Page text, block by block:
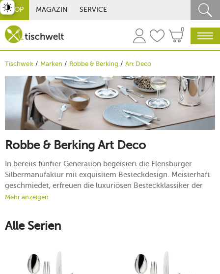
SHOP MAGAZIN SERVICE
0
Tischwelt Marken Robbe & Berking Art Deco
Robbe & Berking Art Deco
In bereits fünfter Generation begeistert die Flensburger
Silbermanufaktur mit exquisitem Besteckdesign. Meisterhaft
geschmiedet, erfreuen die luxuriösen Besteckklassiker der
Silberdynastie Generationen von Liebhabern erlesener
Mehr erfahren!
Mehr anzeigen
Alle Serien
umschalten